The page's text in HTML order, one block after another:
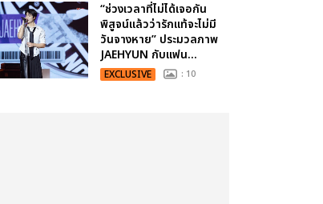
“ช่วงเวลาที่ไม่ได้เจอกัน
พิสูจน์แล้วว่ารักแท้จะไม่มี
วันจางหาย” ประมวลภาพ
JAEHYUN กับแฟน...
EXCLUSIVE : 10